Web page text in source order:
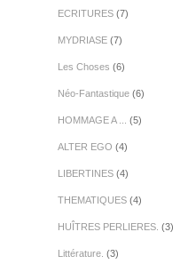
ECRITURES(7)
MYDRIASE(7)
Les Choses (6)
Néo-Fantastique(6)
HOMMAGE A ... (5)
ALTER EGO (4)
LIBERTINES(4)
THEMATIQUES(4)
HUÎTRES PERLIERES. (3)
Littérature. (3)